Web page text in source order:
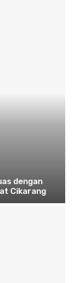
dengan
Cikarang